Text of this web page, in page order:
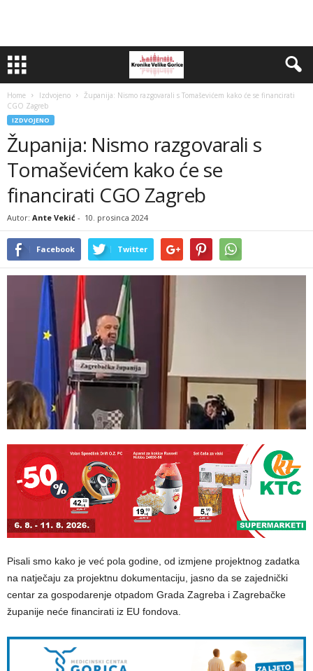
Home Izdvojeno
Županija: Nismo razgovarali s Tomaševićem kako će se financirati
CGO Zagreb
IZDVOJENO
Županija: Nismo razgovarali s
Tomaševićem kako će se
financirati CGO Zagreb
Autor: Ante Vekić - 10. prosinca 2024
Facebook Twitter
Pisali smo kako je već pola godine, od izmjene projektnog zadatka
na natječaju za projektnu dokumentaciju, jasno da se zajednički
centar za gospodarenje otpadom Grada Zagreba i Zagrebačke
županije neće financirati iz EU fondova.